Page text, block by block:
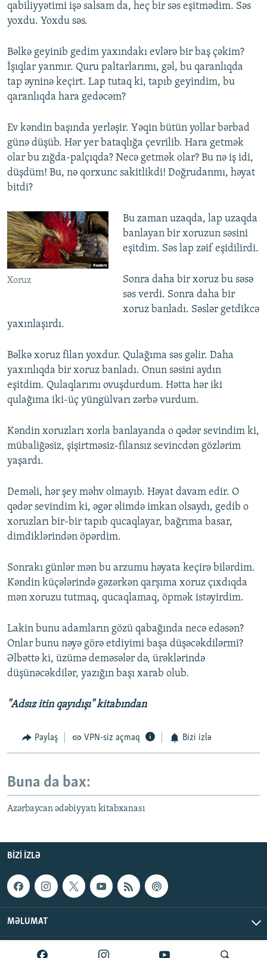
qabiliyyətimi işə salsam da, heç bir səs eşitmədim. Səs
yoxdu. Yoxdu səs.
Bəlkə geyinib gedim yaxındakı evlərə bir baş çəkim?
İşıqlar yanmır. Quru paltarlarımı, gəl, bu qaranlıqda
tap əyninə keçirt. Lap tutaq ki, tapıb geyindim, bu
qaranlıqda hara gedəcəm?
Ev kəndin başında yerləşir. Yəqin bütün yollar bərbad
günə düşüb. Hər yer bataqlığa çevrilib. Hara getmək
olar bu zığda-palçıqda? Necə getmək olar? Bu nə iş idi,
düşdüm! Bu, nə qorxunc sakitlikdi! Doğrudanmı, həyat
bitdi?
Xoruz
Bu zaman uzaqda, lap uzaqda
banlayan bir xoruzun səsini
eşitdim. Səs lap zəif eşidilirdi.
Sonra daha bir xoruz bu səsə
səs verdi. Sonra daha bir
xoruz banladı. Səslər getdikcə
yaxınlaşırdı.
Bəlkə xoruz filan yoxdur. Qulağıma səs gəlir. Daha
yaxınlıqda bir xoruz banladı. Onun səsini aydın
eşitdim. Qulaqlarımı ovuşdurdum. Hətta hər iki
qulağıma iki-üç yüngülvarı zərbə vurdum.
Kəndin xoruzları xorla banlayanda o qədər sevindim ki,
mübaliğəsiz, şişirtməsiz-filansız sevincdən gözlərim
yaşardı.
Deməli, hər şey məhv olmayıb. Həyat davam edir. O
qədər sevindim ki, əgər əlimdə imkan olsaydı, gedib o
xoruzları bir-bir tapıb qucaqlayar, bağrıma basar,
dimdiklərindən öpərdim.
Sonrakı günlər mən bu arzumu həyata keçirə bilərdim.
Kəndin küçələrində gəzərkən qarşıma xoruz çıxdıqda
mən xoruzu tutmaq, qucaqlamaq, öpmək istəyirdim.
Lakin bunu adamların gözü qabağında necə edəsən?
Onlar bunu nəyə görə etdiyimi başa düşəcəkdilərmi?
Əlbəttə ki, üzümə deməsələr də, ürəklərində
düşünəcəkdilər, yazığın başı xarab olub.
"Adsız itin qayıdışı" kitabından
Paylaş VPN-siz açmaq Bizi izlə
Buna da bax:
Azərbaycan ədəbiyyatı kitabxanası
BIZI IZLƏ
MƏLUMAT
AzadlıqRadiosu © 2026 Inc. | Bütün hüquqlar qorunur